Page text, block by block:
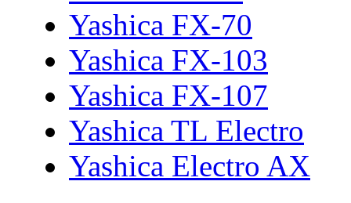
Yashica FX-70
Yashica FX-103
Yashica FX-107
Yashica TL Electro
Yashica Electro AX